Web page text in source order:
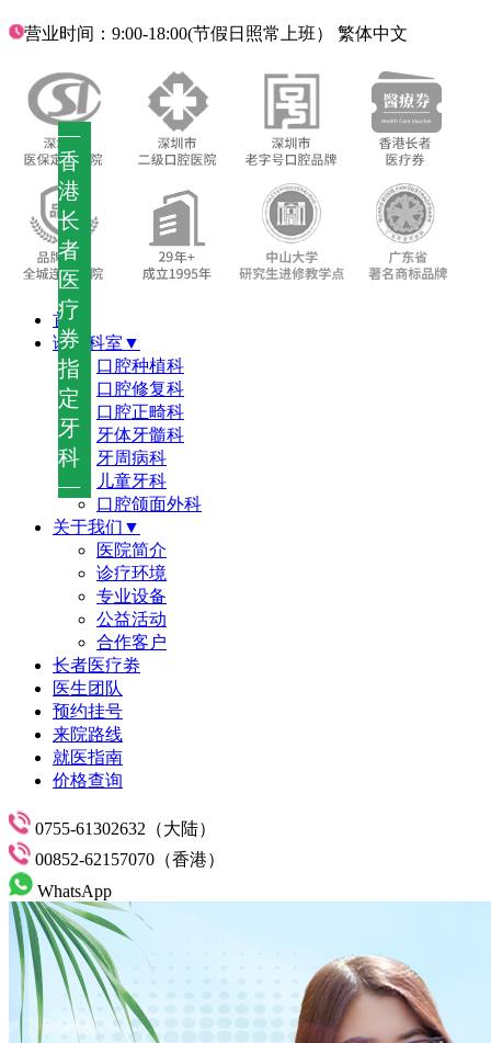
—
香
港
长
者
医
疗
券
指
定
牙
科
—
营业时间：9:00-18:00(节假日照常上班） 繁体中文
首页
诊疗科室▼
口腔种植科
口腔修复科
口腔正畸科
牙体牙髓科
牙周病科
儿童牙科
口腔颌面外科
关于我们▼
医院简介
诊疗环境
专业设备
公益活动
合作客户
长者医疗劵
医生团队
预约挂号
来院路线
就医指南
价格查询
0755-61302632（大陆）
00852-62157070（香港）
WhatsApp